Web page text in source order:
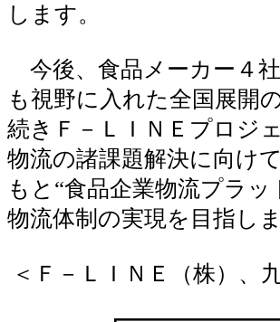
します。
今後、食品メーカー４
も視野に入れた全国展開
続きＦ－ＬＩＮＥプロジ
物流の諸課題解決に向け
もと“食品企業物流プラ
物流体制の実現を目指し
＜Ｆ－ＬＩＮＥ（株）